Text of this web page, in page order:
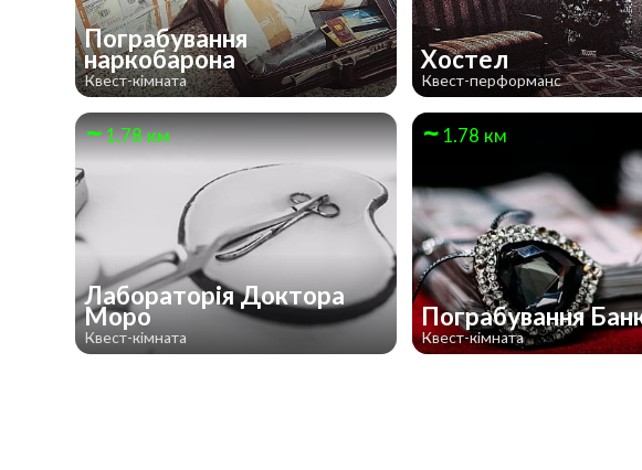
Пограбування
наркобарона
Квест-кімната
Хостел
Квест-перформанс
1.78 км
Лабораторія Доктора
Моро
Квест-кімната
1.78 км
Пограбування
Квест-кімната